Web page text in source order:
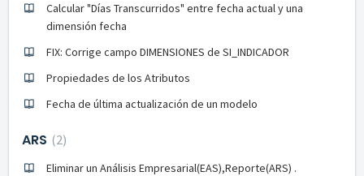
Calcular "Días Transcurridos" entre fecha actual y una
dimensión fecha
FIX: Corrige campo DIMENSIONES de SI_INDICADOR
Propiedades de los Atributos
Fecha de última actualización de un modelo
ARS 2
Eliminar un Análisis Empresarial(EAS),Reporte(ARS) .